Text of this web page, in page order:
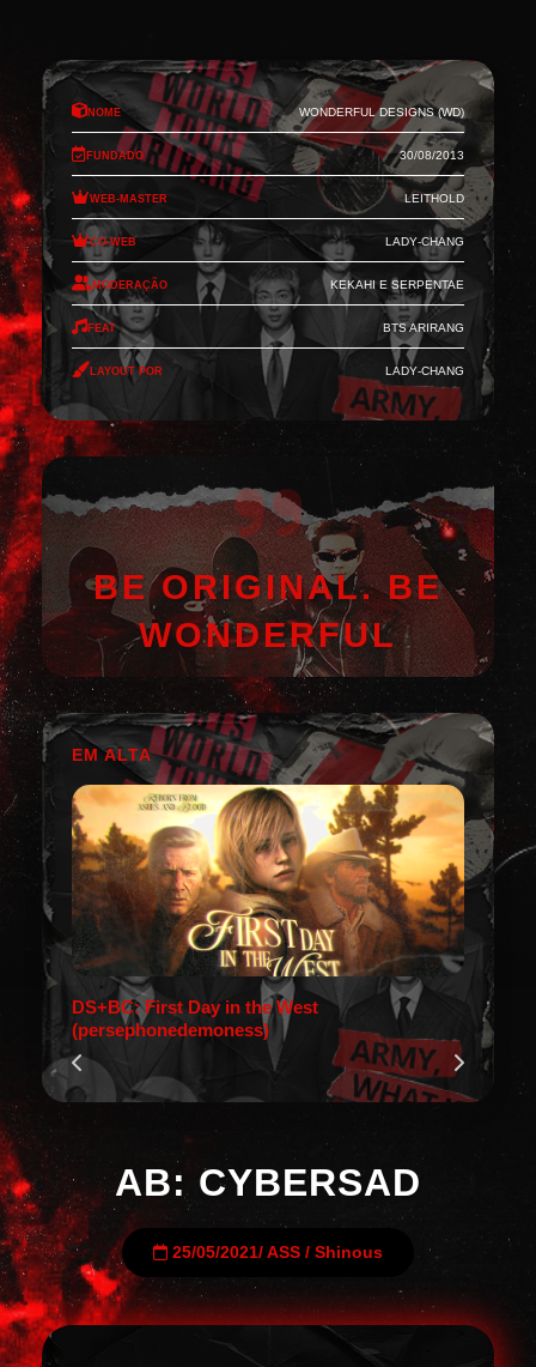
Nome Wonderful Designs (WD)
Fundado 30/08/2013
Web-Master Leithold
Co-Web Lady-Chang
Moderação Kekahi e Serpentae
Feat BTS Arirang
Layout por Lady-Chang
BE ORIGINAL. BE
WONDERFUL
EM ALTA
DS+BC: First Day in the West
(persephonedemoness)
AB: CYBERSAD
25/05/2021/ ASS / Shinous